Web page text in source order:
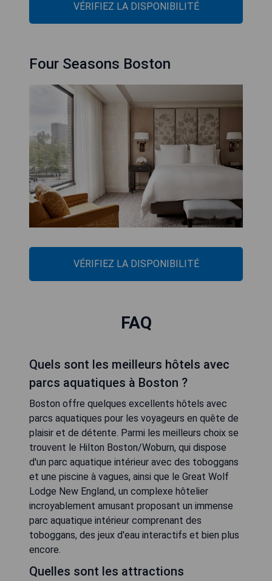
VÉRIFIEZ LA DISPONIBILITÉ
Four Seasons Boston
VÉRIFIEZ LA DISPONIBILITÉ
FAQ
Quels sont les meilleurs hôtels avec
parcs aquatiques à Boston ?
Boston offre quelques excellents hôtels avec
parcs aquatiques pour les voyageurs en quête de
plaisir et de détente. Parmi les meilleurs choix se
trouvent le Hilton Boston/Woburn, qui dispose
d'un parc aquatique intérieur avec des toboggans
et une piscine à vagues, ainsi que le Great Wolf
Lodge New England, un complexe hôtelier
incroyablement amusant proposant un immense
parc aquatique intérieur comprenant des
toboggans, des jeux d'eau interactifs et bien plus
encore.
Quelles sont les attractions